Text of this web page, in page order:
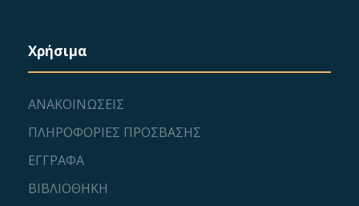
Χρήσιμα
ΑΝΑΚΟΙΝΩΣΕΙΣ
ΠΛΗΡΟΦΟΡΙΕΣ ΠΡΟΣΒΑΣΗΣ
ΕΓΓΡΑΦΑ
ΒΙΒΛΙΟΘΗΚΗ